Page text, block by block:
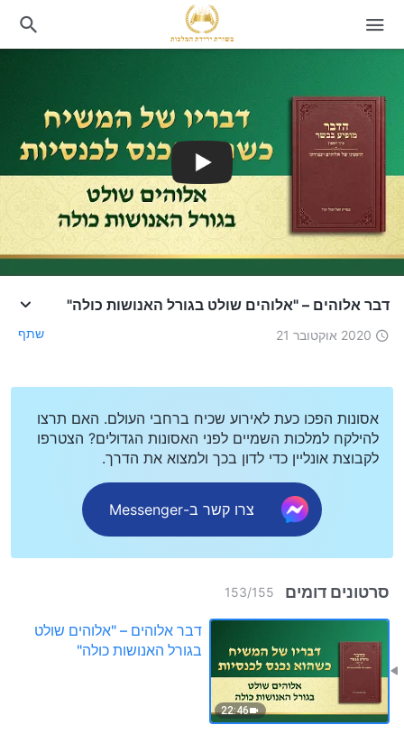
דבר אלוהים – "אלוהים שולט בגורל האנושות כולה"
2020 אוקטובר 21 שתף
אסונות הפכו כעת לאירוע שכיח ברחבי העולם. האם תרצו
להילקח למלכות השמיים לפני האסונות הגדולים? הצטרפו
לקבוצת אונליין כדי לדון בכך ולמצוא את הדרך.
צרו קשר ב-Messenger
סרטונים דומים 153/155
22:46
דבר אלוהים – "אלוהים שולט
בגורל האנושות כולה"